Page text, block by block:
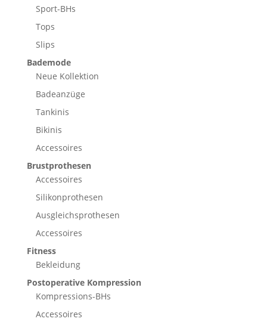
Sport-BHs
Tops
Slips
Bademode
Neue Kollektion
Badeanzüge
Tankinis
Bikinis
Accessoires
Brustprothesen
Accessoires
Silikonprothesen
Ausgleichsprothesen
Accessoires
Fitness
Bekleidung
Postoperative Kompression
Kompressions-BHs
Accessoires